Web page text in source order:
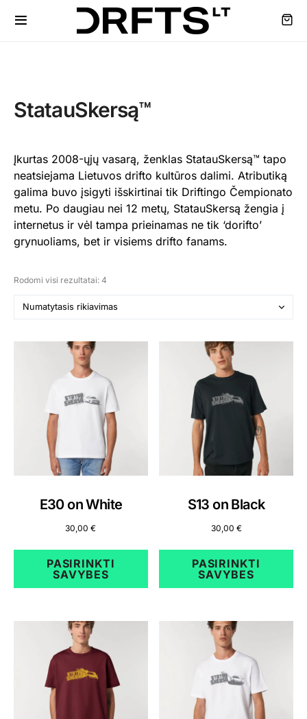
StatauSkersą™
Įkurtas 2008-ųjų vasarą, ženklas StatauSkersą™ tapo
neatsiejama Lietuvos drifto kultūros dalimi. Atributiką
galima buvo įsigyti išskirtinai tik Driftingo Čempionato
metu. Po daugiau nei 12 metų, StatauSkersą žengia į
internetus ir vėl tampa prieinamas ne tik ‘dorifto’
grynuoliams, bet ir visiems drifto fanams.
Rodomi visi rezultatai: 4
E30 on White
30,00€
PASIRINKTI
SAVYBES
S13 on Black
30,00 €
PASIRINKTI
SAVYBES